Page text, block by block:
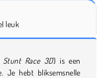
leuk
Race 3D) is een
Je hebt bliksemsnelle